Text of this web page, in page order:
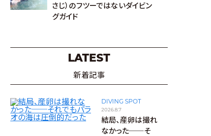
さじ）のフツーではないダイビン
グガイド
LATEST
新着記事
DIVING SPOT
2026.8.7
結局、産卵は撮れ
なかった──そ